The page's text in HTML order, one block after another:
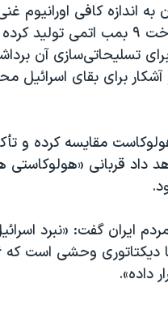
به اندازه کافی اورانیوم
خلوص بالا برای ساخت ۹ بمب اتمی تولید
تسلیحاتی‌سازی آن
برای بقای اسرائیل
مقایسه کرده و
داد قربانی
ایران گفت: «نبرد
داده».